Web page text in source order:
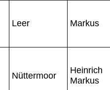
Leer Markus
Nüttermoor
Heinrich
Markus